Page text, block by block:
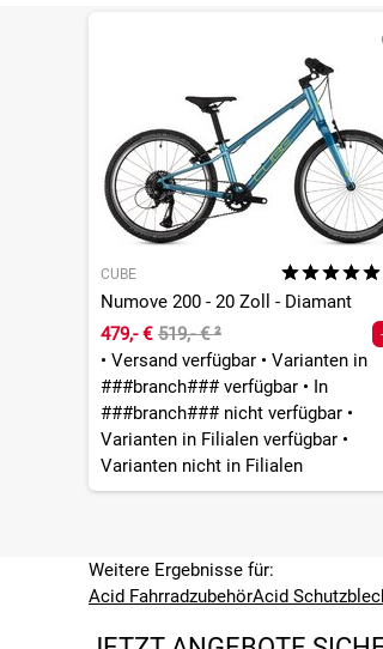
CUBE
Numove 200 - 20 Zoll - Diamant
479,- € 519,- €²
• Versand verfügbar • Varianten in
###branch### verfügbar • In
###branch### nicht verfügbar •
Varianten in Filialen verfügbar •
Varianten nicht in Filialen
Weitere Ergebnisse für:
Acid FahrradzubehörAcid